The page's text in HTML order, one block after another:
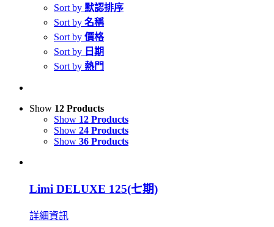
Sort by 默認排序
Sort by 名稱
Sort by 價格
Sort by 日期
Sort by 熱門
Show 12 Products
Show 12 Products
Show 24 Products
Show 36 Products
Limi DELUXE 125(七期)
詳細資訊